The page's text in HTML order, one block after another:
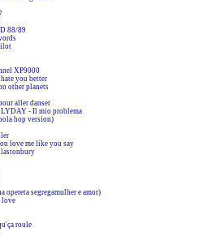
88/89
XP9000
you better
other planets
aller danser
- Il mio problema
hop version)
love me like you say
opereta segregamulher e amor)
love
roule